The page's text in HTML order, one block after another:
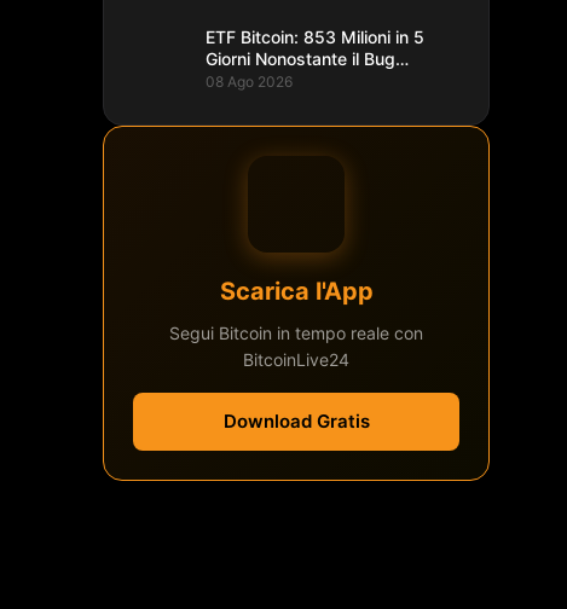
ETF Bitcoin: 853 Milioni in 5
Giorni Nonostante il Bug
Coldcard
08 Ago 2026
Scarica l'App
Segui Bitcoin in tempo reale con
BitcoinLive24
Download Gratis